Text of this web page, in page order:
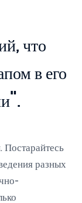
что
в его
Постарайтесь
разных